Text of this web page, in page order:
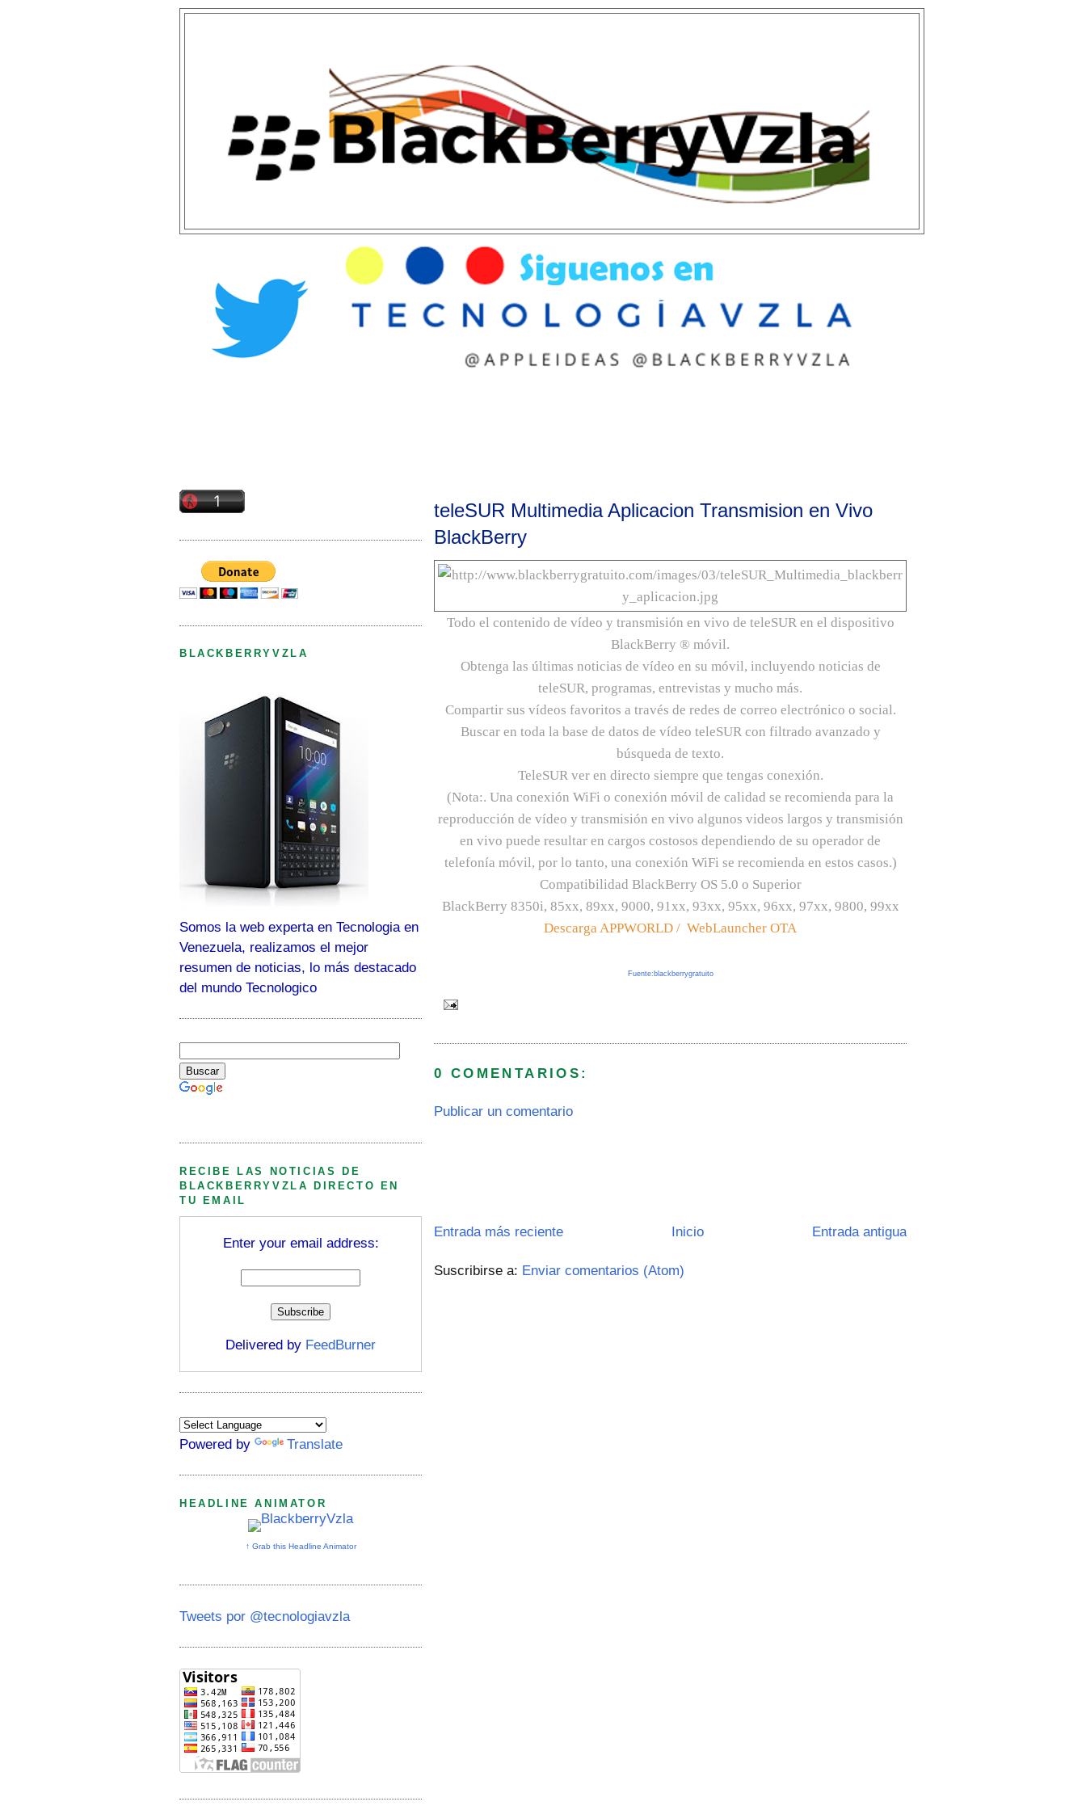
teleSUR Multimedia Aplicacion Transmision en Vivo
BlackBerry
Todo el contenido de vídeo y transmisión en vivo de teleSUR en el dispositivo
BlackBerry ® móvil.
Obtenga las últimas noticias de vídeo en su móvil, incluyendo noticias de
teleSUR, programas, entrevistas y mucho más.
Compartir sus vídeos favoritos a través de redes de correo electrónico o social.
Buscar en toda la base de datos de vídeo teleSUR con filtrado avanzado y
búsqueda de texto.
TeleSUR ver en directo siempre que tengas conexión.
(Nota:. Una conexión WiFi o conexión móvil de calidad se recomienda para la
reproducción de vídeo y transmisión en vivo algunos videos largos y transmisión
en vivo puede resultar en cargos costosos dependiendo de su operador de
telefonía móvil, por lo tanto, una conexión WiFi se recomienda en estos casos.)
Compatibilidad BlackBerry OS 5.0 o Superior
BlackBerry 8350i, 85xx, 89xx, 9000, 91xx, 93xx, 95xx, 96xx, 97xx, 9800, 99xx
Descarga APPWORLD / WebLauncher OTA
Fuente:blackberrygratuito
0 COMENTARIOS:
Publicar un comentario
Entrada más reciente Entrada antigua
Inicio
Suscribirse a: Enviar comentarios (Atom)
BLACKBERRYVZLA
Somos la web experta en Tecnologia en
Venezuela, realizamos el mejor
resumen de noticias, lo más destacado
del mundo Tecnologico
RECIBE LAS NOTICIAS DE
BLACKBERRYVZLA DIRECTO EN
TU EMAIL
Enter your email address:
Delivered by FeedBurner
Powered by Translate
HEADLINE ANIMATOR
↑ Grab this Headline Animator
Tweets por @tecnologiavzla